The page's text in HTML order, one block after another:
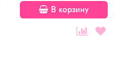
В корзину